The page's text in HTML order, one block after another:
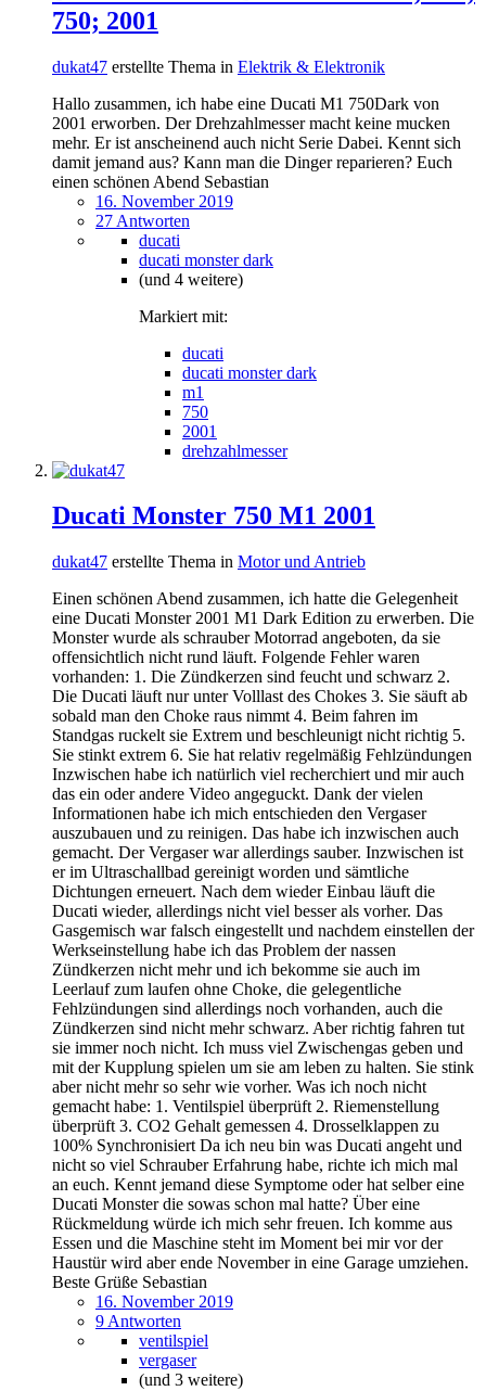
750; 2001
dukat47 erstellte Thema in Elektrik & Elektronik
Hallo zusammen, ich habe eine Ducati M1 750Dark von
2001 erworben. Der Drehzahlmesser macht keine mucken
mehr. Er ist anscheinend auch nicht Serie Dabei. Kennt sich
damit jemand aus? Kann man die Dinger reparieren? Euch
einen schönen Abend Sebastian
16. November 2019
27 Antworten
ducati
ducati monster dark
(und 4 weitere)
Markiert mit:
ducati
ducati monster dark
m1
750
2001
drehzahlmesser
Ducati Monster 750 M1 2001
dukat47 erstellte Thema in Motor und Antrieb
Einen schönen Abend zusammen, ich hatte die Gelegenheit
eine Ducati Monster 2001 M1 Dark Edition zu erwerben. Die
Monster wurde als schrauber Motorrad angeboten, da sie
offensichtlich nicht rund läuft. Folgende Fehler waren
vorhanden: 1. Die Zündkerzen sind feucht und schwarz 2.
Die Ducati läuft nur unter Volllast des Chokes 3. Sie säuft ab
sobald man den Choke raus nimmt 4. Beim fahren im
Standgas ruckelt sie Extrem und beschleunigt nicht richtig 5.
Sie stinkt extrem 6. Sie hat relativ regelmäßig Fehlzündungen
Inzwischen habe ich natürlich viel recherchiert und mir auch
das ein oder andere Video angeguckt. Dank der vielen
Informationen habe ich mich entschieden den Vergaser
auszubauen und zu reinigen. Das habe ich inzwischen auch
gemacht. Der Vergaser war allerdings sauber. Inzwischen ist
er im Ultraschallbad gereinigt worden und sämtliche
Dichtungen erneuert. Nach dem wieder Einbau läuft die
Ducati wieder, allerdings nicht viel besser als vorher. Das
Gasgemisch war falsch eingestellt und nachdem einstellen der
Werkseinstellung habe ich das Problem der nassen
Zündkerzen nicht mehr und ich bekomme sie auch im
Leerlauf zum laufen ohne Choke, die gelegentliche
Fehlzündungen sind allerdings noch vorhanden, auch die
Zündkerzen sind nicht mehr schwarz. Aber richtig fahren tut
sie immer noch nicht. Ich muss viel Zwischengas geben und
mit der Kupplung spielen um sie am leben zu halten. Sie stink
aber nicht mehr so sehr wie vorher. Was ich noch nicht
gemacht habe: 1. Ventilspiel überprüft 2. Riemenstellung
überprüft 3. CO2 Gehalt gemessen 4. Drosselklappen zu
100% Synchronisiert Da ich neu bin was Ducati angeht und
nicht so viel Schrauber Erfahrung habe, richte ich mich mal
an euch. Kennt jemand diese Symptome oder hat selber eine
Ducati Monster die sowas schon mal hatte? Über eine
Rückmeldung würde ich mich sehr freuen. Ich komme aus
Essen und die Maschine steht im Moment bei mir vor der
Haustür wird aber ende November in eine Garage umziehen.
Beste Grüße Sebastian
16. November 2019
9 Antworten
ventilspiel
vergaser
(und 3 weitere)